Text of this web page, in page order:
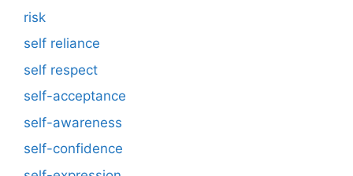
risk
self reliance
self respect
self-acceptance
self-awareness
self-confidence